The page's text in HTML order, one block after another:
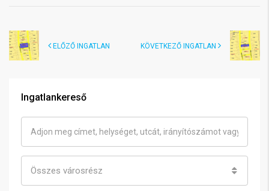
ELŐZŐ INGATLAN KÖVETKEZŐ INGATLAN
Ingatlankereső
Összes városrész